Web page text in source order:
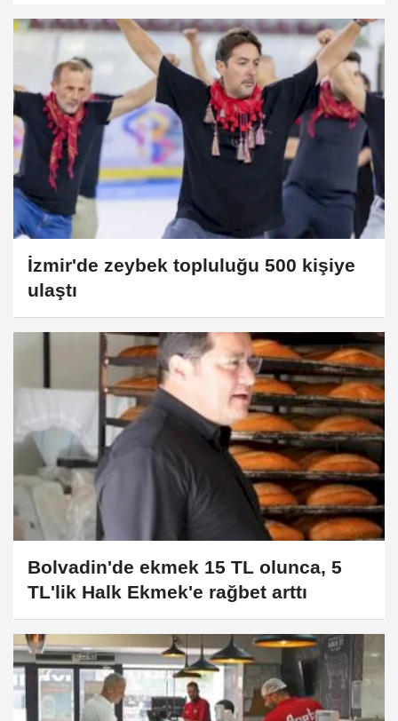
İzmir'de zeybek topluluğu 500 kişiye
ulaştı
Bolvadin'de ekmek 15 TL olunca, 5
TL'lik Halk Ekmek'e rağbet arttı